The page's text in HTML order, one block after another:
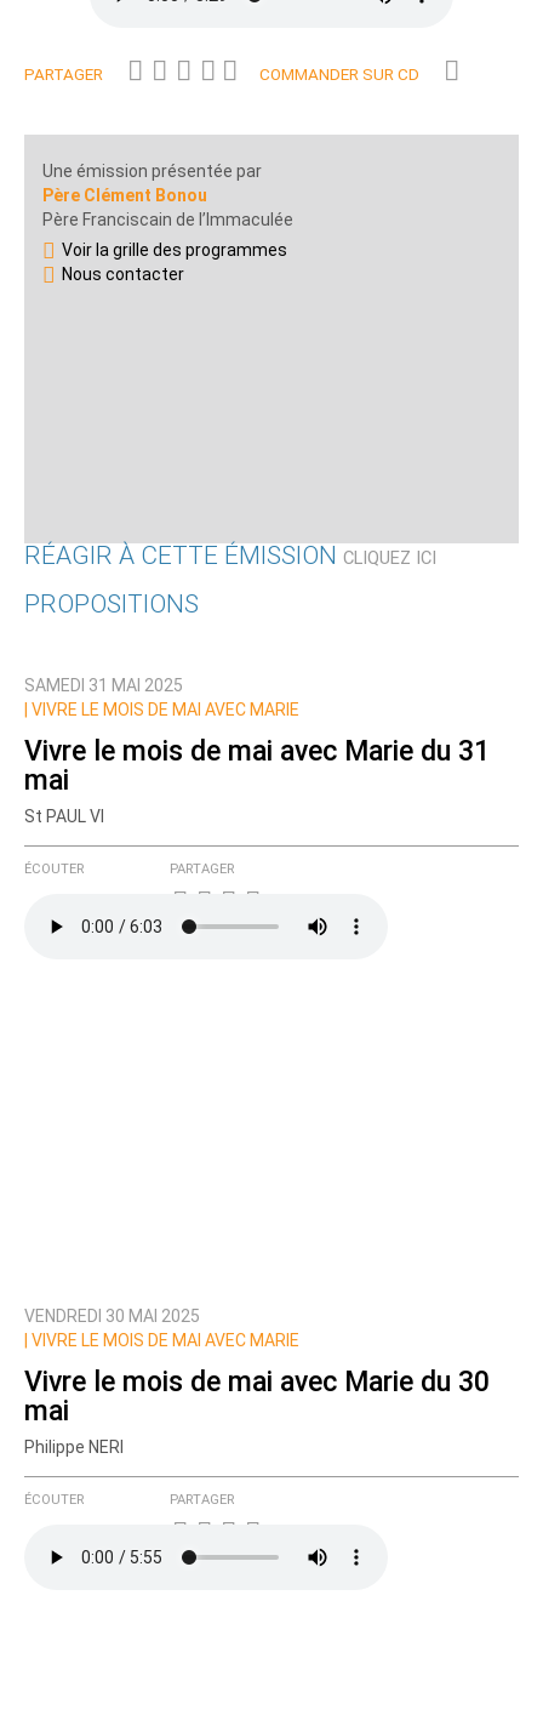
PARTAGER COMMANDER SUR CD
Une émission présentée par
Père Clément Bonou
Père Franciscain de l’Immaculée
Voir la grille des programmes
Nous contacter
RÉAGIR À CETTE ÉMISSION CLIQUEZ ICI
Nom
Prévenez-moi de tous les nouveaux commentaires
PROPOSITIONS
SAMEDI 31 MAI 2025
VIVRE LE MOIS DE MAI AVEC MARIE
Vivre le mois de mai avec Marie du 31
mai
St PAUL VI
ÉCOUTER PARTAGER
VENDREDI 30 MAI 2025
VIVRE LE MOIS DE MAI AVEC MARIE
Vivre le mois de mai avec Marie du 30
mai
Philippe NERI
ÉCOUTER PARTAGER